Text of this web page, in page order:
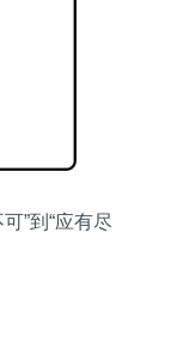
”到“应有尽